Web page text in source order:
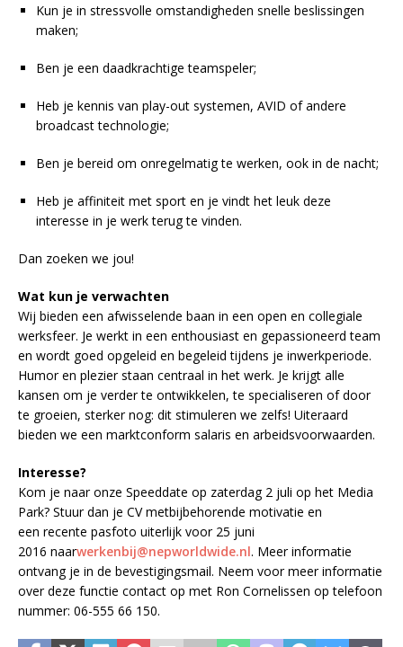
Kun je in stressvolle omstandigheden snelle beslissingen
maken;
Ben je een daadkrachtige teamspeler;
Heb je kennis van play-out systemen, AVID of andere
broadcast technologie;
Ben je bereid om onregelmatig te werken, ook in de nacht;
Heb je affiniteit met sport en je vindt het leuk deze
interesse in je werk terug te vinden.
Dan zoeken we jou!
Wat kun je verwachten
Wij bieden een afwisselende baan in een open en collegiale
werksfeer. Je werkt in een enthousiast en gepassioneerd team
en wordt goed opgeleid en begeleid tijdens je inwerkperiode.
Humor en plezier staan centraal in het werk. Je krijgt alle
kansen om je verder te ontwikkelen, te specialiseren of door
te groeien, sterker nog: dit stimuleren we zelfs! Uiteraard
bieden we een marktconform salaris en arbeidsvoorwaarden.
Interesse?
Kom je naar onze Speeddate op zaterdag 2 juli op het Media
Park? Stuur dan je CV metbijbehorende motivatie en
een recente pasfoto uiterlijk voor 25 juni
2016 naarwerkenbij@nepworldwide.nl. Meer informatie
ontvang je in de bevestigingsmail. Neem voor meer informatie
over deze functie contact op met Ron Cornelissen op telefoon
nummer: 06-555 66 150.